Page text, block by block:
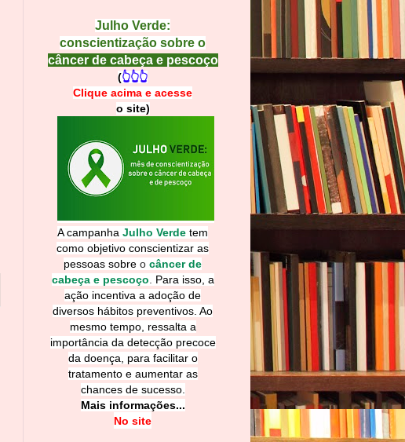
Julho Verde:
conscientização sobre o
câncer de cabeça e pescoço
(👆👆👆
Clique acima e acesse
o site)
A campanha Julho Verde tem
como objetivo conscientizar as
pessoas sobre o câncer de
cabeça e pescoço
Para isso, a
ação incentiva a adoção de
diversos hábitos preventivos. Ao
mesmo tempo, ressalta a
importância da detecção precoce
da doença, para facilitar o
tratamento e aumentar as
chances de sucesso.
Mais informações...
No site